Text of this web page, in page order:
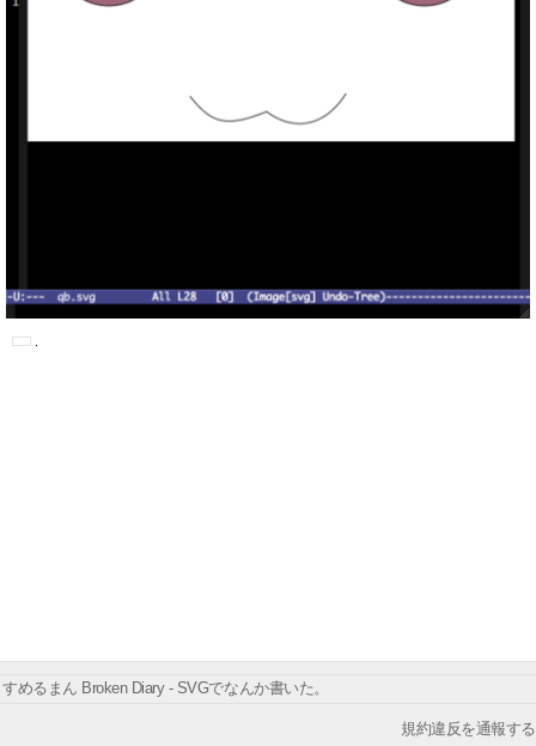
すめるまん Broken Diary - SVGでなんか書いた。
規約違反を通報する